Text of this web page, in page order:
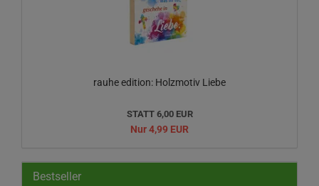
rauhe edition: Holzmotiv Liebe
STATT 6,00 EUR
Nur 4,99 EUR
Bestseller